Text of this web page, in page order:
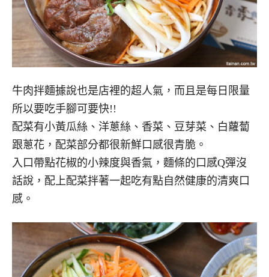
牛肉拌麵據說也是店裡的超人氣，而且是每日限量
所以要吃手腳可要快!!
配菜有小黃瓜絲、洋蔥絲、香菜、豆芽菜、白蘿蔔
跟蔥花，配菜部分都很新鮮口感很青脆。
入口帶點花椒的小辣度與香氣，麵條的口感Q彈沒
話說，配上配菜拌著一起吃有點自然健康的清爽口
感。